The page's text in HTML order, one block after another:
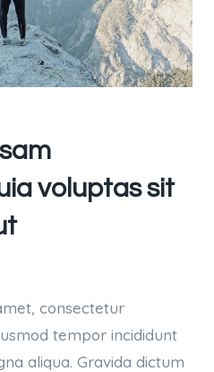
voluptas sit
consectetur
tempor incididunt
aliqua. Gravida dictum